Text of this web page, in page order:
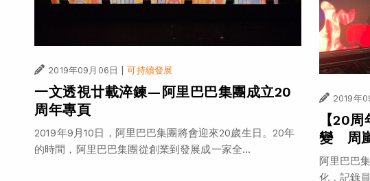
2019年09月06日 | 可持續發展
一文透視廿載淬鍊—阿里巴巴集團成立20
周年專頁
2019年9月10日，阿里巴巴集團將會迎來20歲生日。20年
的時間，阿里巴巴集團從創業到發展成一家全...
2019年
【20
變 周
阿里巴巴
化，記錄